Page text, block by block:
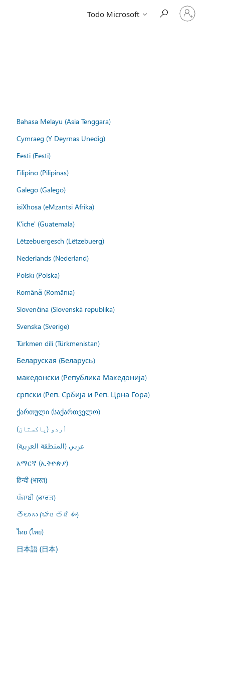
Todo Microsoft
Iniciar
sesión
Bahasa Melayu (Asia Tenggara)
Cymraeg (Y Deyrnas Unedig)
Eesti (Eesti)
Filipino (Pilipinas)
Galego (Galego)
isiXhosa (eMzantsi Afrika)
K'iche' (Guatemala)
Lëtzebuergesch (Lëtzebuerg)
Nederlands (Nederland)
Polski (Polska)
Română (România)
Slovenčina (Slovenská republika)
Svenska (Sverige)
Türkmen dili (Türkmenistan)
Беларуская (Беларусь)
македонски (Република Македонија)
српски (Реп. Србија и Реп. Црна Гора)
ქართული (საქართველო)
اُردو (پاکستان)
عربي (المنطقة العربية)
አማርኛ (ኢትዮጵያ)
हिन्दी (भारत)
ਪੰਜਾਬੀ (ਭਾਰਤ)
తెలుగు (భారతదేశం)
ไทย (ไทย)
日本語 (日本)